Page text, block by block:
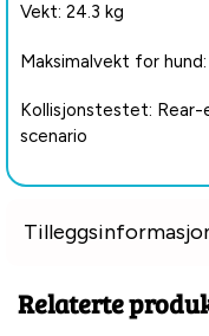
Vekt: 24.3 kg
Maksimalvekt for
Kollisjonstestet: Rear-
scenario
Relaterte